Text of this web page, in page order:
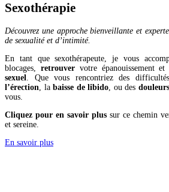
Sexothérapie
Découvrez une approche bienveillante et
de sexualité et d’intimité.
En tant que sexothérapeute, je vous
blocages,
retrouvervotre épanouissement
sexuel . Que vous rencontriez des
l’érection , la baisse de libido , ou des douleurs
vous.
Cliquez pour en savoir plus sur ce chemin
et sereine.
En savoir plus